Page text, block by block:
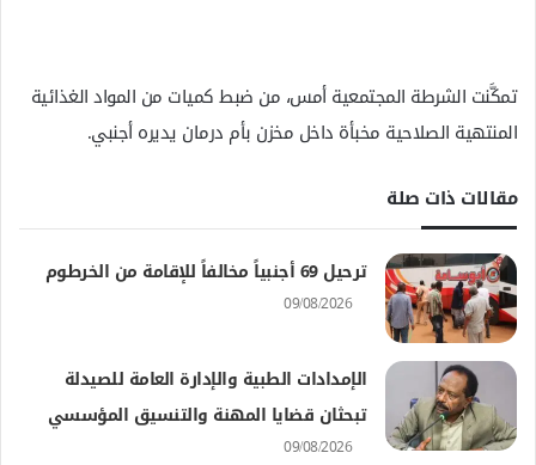
تمكَّنت الشرطة المجتمعية أمس، من ضبط كميات من المواد الغذائية
المنتهية الصلاحية مخبأة داخل مخزن بأم درمان يديره أجنبي.
مقالات ذات صلة
ترحيل 69 أجنبياً مخالفاً للإقامة من الخرطوم
09/08/2026
الإمدادات الطبية والإدارة العامة للصيدلة
تبحثان قضايا المهنة والتنسيق المؤسسي
09/08/2026